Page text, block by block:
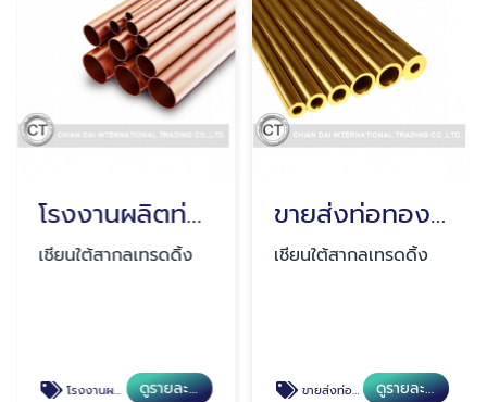
โรงงานผลิตท่อทองแดง สมุทรปราการ
เชียนใต้สากลเทรดดิ้ง
โรงงานผลิตท่อทองแดง สมุทรปราการ ดูรายละเอียด
ขายส่งท่อทองเหลือง สมุทรปราการ
เชียนใต้สากลเทรดดิ้ง
ขายส่งท่อทองเหลือง สมุทรปราการ ดูรายละเอียด